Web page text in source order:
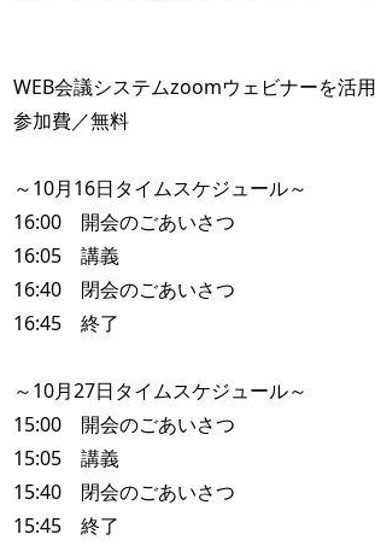
WEB会議システムzoomウェビナーを活
参加費／無料
～10月16日タイムスケジュール～
16:00　開会のごあいさつ
16:05　講義
16:40　閉会のごあいさつ
16:45　終了
～10月27日タイムスケジュール～
15:00　開会のごあいさつ
15:05　講義
15:40　閉会のごあいさつ
15:45　終了